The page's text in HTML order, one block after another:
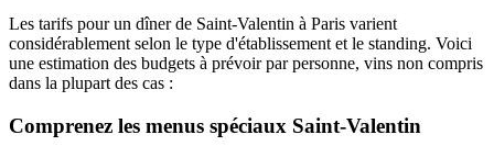
Les tarifs pour un dîner de Saint-Valentin à Paris varient
considérablement selon le type d'établissement et le standing. Voici
une estimation des budgets à prévoir par personne, vins non compris
dans la plupart des cas :
Comprenez les menus spéciaux Saint-Valentin